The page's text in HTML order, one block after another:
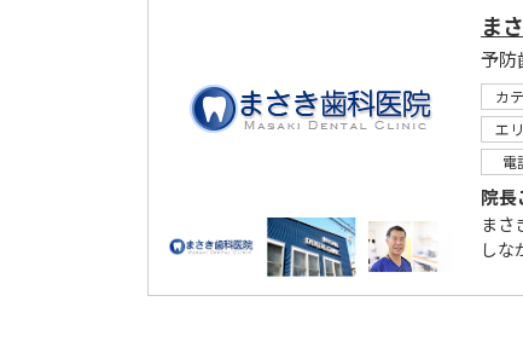
ま
予防
カ
エ
電
院長
まさ
しな